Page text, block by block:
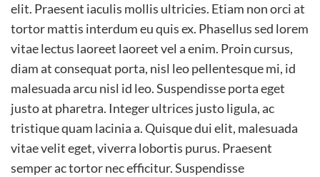
elit. Praesent iaculis mollis ultricies. Etiam non orci at
tortor mattis interdum eu quis ex. Phasellus sed lorem
vitae lectus laoreet laoreet vel a enim. Proin cursus,
diam at consequat porta, nisl leo pellentesque mi, id
malesuada arcu nisl id leo. Suspendisse porta eget
justo at pharetra. Integer ultrices justo ligula, ac
tristique quam lacinia a. Quisque dui elit, malesuada
vitae velit eget, viverra lobortis purus. Praesent
semper ac tortor nec efficitur. Suspendisse